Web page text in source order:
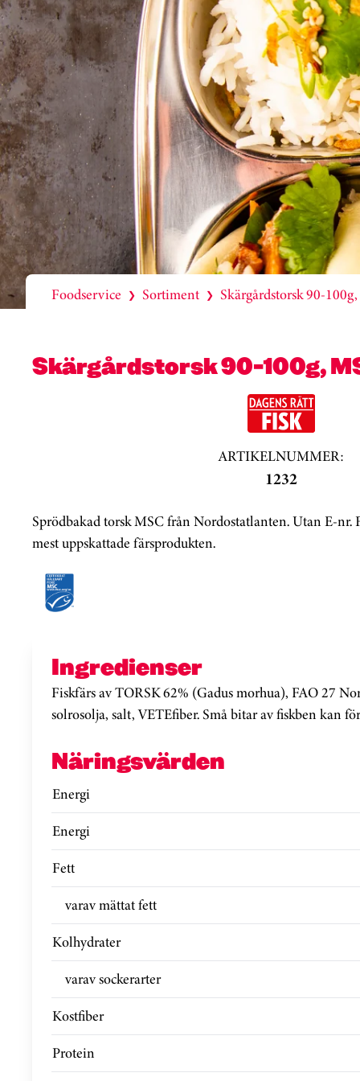
Foodservice ❯ Sortiment ❯ Skärgårdstorsk 90-
Skärgårdstorsk 90-100g,
ARTIKELNUMMER:
1232
Sprödbakad torsk MSC från Nordostatlanten. Utan E-nr.
mest uppskattade färsprodukten.
Ingredienser
Fiskfärs av TORSK 62% (Gadus morhua), FAO 27
solrosolja, salt, VETEfiber. Små bitar av fiskben kan
Näringsvärden
Energi
Energi
Fett
varav mättat fett
Kolhydrater
varav sockerarter
Kostfiber
Protein